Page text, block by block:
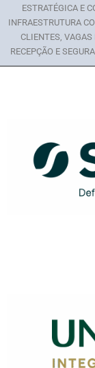
ESTRATÉGICA E
INFRAESTRUTURA
CLIENTES, VAGAS
RECEPÇÃO E